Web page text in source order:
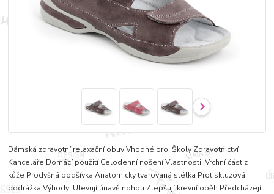
Dámská zdravotní relaxační obuv Vhodné pro: Školy Zdravotnictví
Kanceláře Domácí použití Celodenní nošení Vlastnosti: Vrchní část z
kůže Prodyšná podšívka Anatomicky tvarovaná stélka Protiskluzová
podrážka Výhody: Ulevují únavě nohou Zlepšují krevní oběh Předcházejí